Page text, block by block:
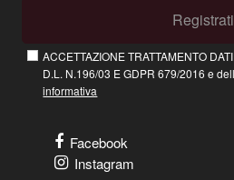
Registrati
ACCETTAZIONE TRATTAMENTO
D.L. N.196/03 E GDPR 679/2016 e
informativa
Facebook
Instagram